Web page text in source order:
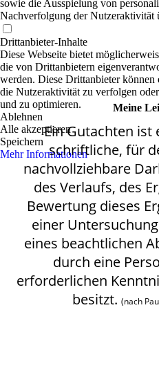
Meine
Ein Gutachten ist
schriftliche, für
nachvollziehbare
des Verlaufs, des
Bewertung dieses
einer
eines beachtlichen
durch eine
erforderlichen
besitzt. (nach
sowie die Ausspielung von
Nachverfolgung der Nutzeraktivität
Drittanbieter-Inhalte
Diese Webseite bietet
die von Drittanbietern
werden. Diese Drittanbieter können
die Nutzeraktivität zu verfolgen
und zu optimieren.
Ablehnen
Alle akzeptieren
Speichern
Mehr Informationen